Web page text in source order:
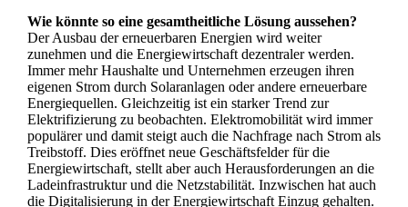
Wie könnte so eine gesamtheitliche Lösung aussehen?
Der Ausbau der erneuerbaren Energien wird weiter
zunehmen und die Energiewirtschaft dezentraler werden.
Immer mehr Haushalte und Unternehmen erzeugen ihren
eigenen Strom durch Solaranlagen oder andere erneuerbare
Energiequellen. Gleichzeitig ist ein starker Trend zur
Elektrifizierung zu beobachten. Elektromobilität wird immer
populärer und damit steigt auch die Nachfrage nach Strom als
Treibstoff. Dies eröffnet neue Geschäftsfelder für die
Energiewirtschaft, stellt aber auch Herausforderungen an die
Ladeinfrastruktur und die Netzstabilität. Inzwischen hat auch
die Digitalisierung in der Energiewirtschaft Einzug gehalten.